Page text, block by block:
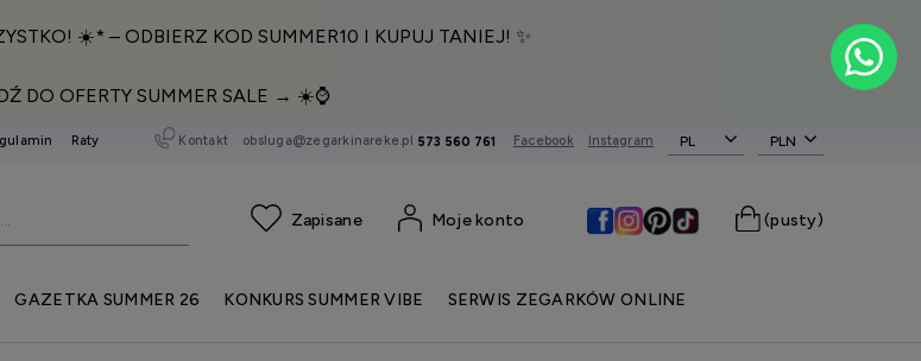
☀️* – ODBIERZ KOD SUMMER10 I KUPUJ TANIEJ! ✨
DO OFERTY SUMMER SALE → ☀️⌚️
Raty Kontakt obsluga@zegarkinareke.pl 573 560 761 Facebook Instagram PL
(pusty)
Moje konto
GAZETKA SUMMER 26 KONKURS SUMMER VIBE
SERWIS ZEGARKÓW ONLINE